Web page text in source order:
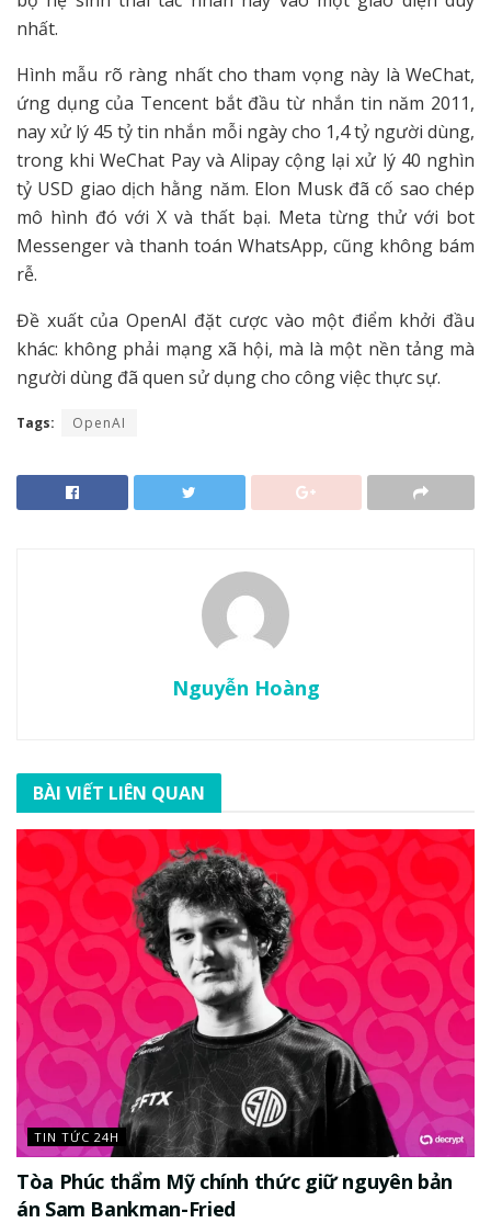
nhất.
Hình mẫu rõ ràng nhất cho tham vọng này là WeChat,
ứng dụng của Tencent bắt đầu từ nhắn tin năm 2011,
nay xử lý 45 tỷ tin nhắn mỗi ngày cho 1,4 tỷ người dùng,
trong khi WeChat Pay và Alipay cộng lại xử lý 40 nghìn
tỷ USD giao dịch hằng năm. Elon Musk đã cố sao chép
mô hình đó với X và thất bại. Meta từng thử với bot
Messenger và thanh toán WhatsApp, cũng không bám
rễ.
Đề xuất của OpenAI đặt cược vào một điểm khởi đầu
khác: không phải mạng xã hội, mà là một nền tảng mà
người dùng đã quen sử dụng cho công việc thực sự.
Tags: OpenAI
Nguyễn Hoàng
BÀI VIẾT LIÊN QUAN
TIN TỨC 24H
Tòa Phúc thẩm Mỹ chính thức giữ nguyên bản
án Sam Bankman-Fried